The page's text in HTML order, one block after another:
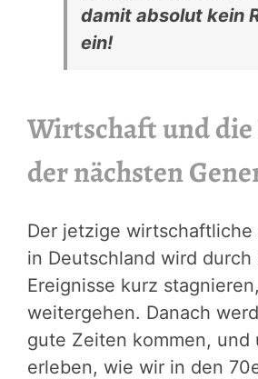
damit absolut kein
ein!
Wirtschaft und
der nächsten
Der jetzige wirtschaftliche
in Deutschland wird durch
Ereignisse kurz
weitergehen. Danach
gute Zeiten kommen, und
erleben, wie wir in den